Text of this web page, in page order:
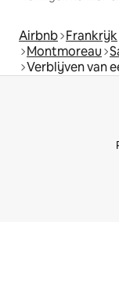
Airbnb Frankrijk
Montmoreau
Verblijven van